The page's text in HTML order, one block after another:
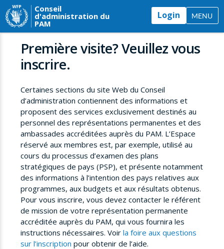
Conseil
d'administration du
PAM
Login MENU
Première visite? Veuillez vous
inscrire.
Certaines sections du site Web du Conseil
d’administration contiennent des informations et
proposent des services exclusivement destinés au
personnel des représentations permanentes et des
ambassades accréditées auprès du PAM. L’Espace
réservé aux membres est, par exemple, utilisé au
cours du processus d’examen des plans
stratégiques de pays (PSP), et présente notamment
des informations à l’intention des pays relatives aux
programmes, aux budgets et aux résultats obtenus.
Pour vous inscrire, vous devez contacter le référent
de mission de votre représentation permanente
accréditée auprès du PAM, qui vous fournira les
instructions nécessaires. Voir la foire aux questions
sur l’inscription pour obtenir de l’aide.